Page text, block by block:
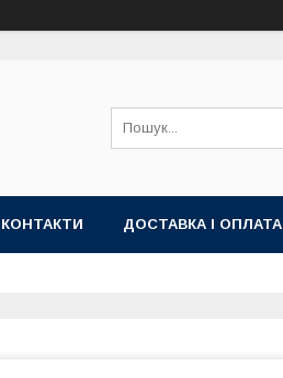
КОНТАКТИ ДОСТАВКА І ОПЛАТА